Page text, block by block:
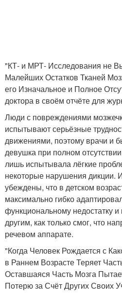
"КТ- и МРТ- Исследования не
Малейших Остатков Тканей
его Изначальное и Полное
доктора в своём отчёте для
Люди с повреждениями
испытывают серьёзные
движениями, поэтому врачи и
девушка при полном
лишь испытывала лёгкие
некоторые нарушения дикции.
убеждены, что в детском
максимально гибко
функциональному недостатку
другим, как только смог, что
речевом аппарате.
"Когда Человек Рождается с
в Раннем Возрасте Теряет
Оставшаяся Часть Мозга
Потерю за Счёт Других Своих